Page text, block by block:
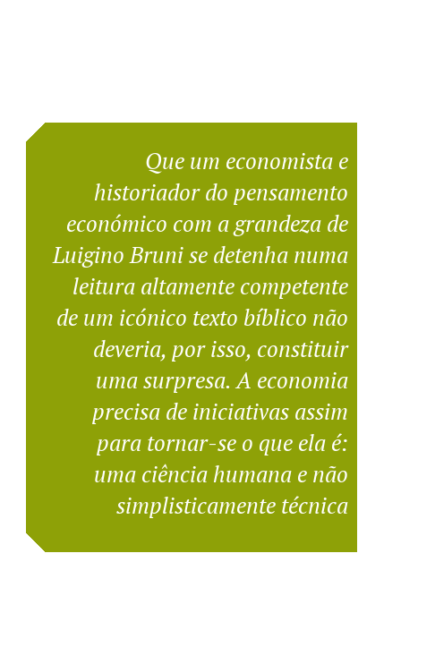
Que um economista e
historiador do pensamento
económico com a grandeza de
Luigino Bruni se detenha numa
leitura altamente competente
de um icónico texto bíblico não
deveria, por isso, constituir
uma surpresa. A economia
precisa de iniciativas assim
para tornar-se o que ela é:
uma ciência humana e não
simplisticamente técnica